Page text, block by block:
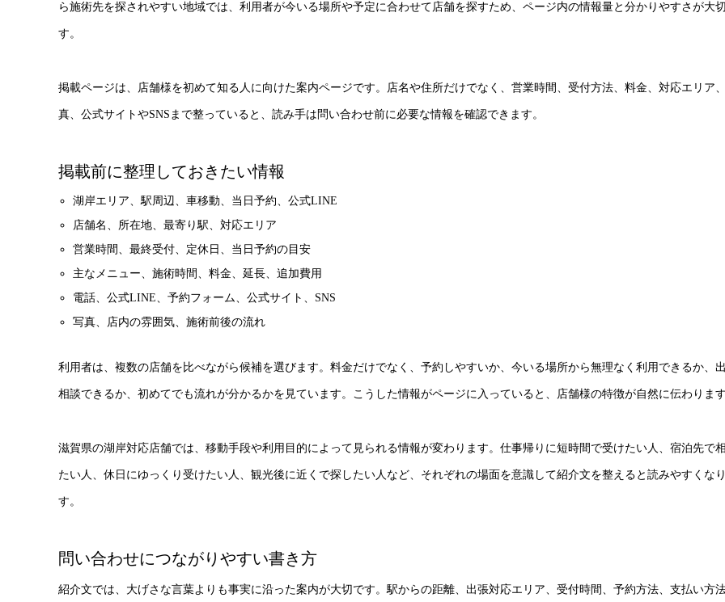
ら施術先を探されやすい地域では、利用者が今いる場所や予定に合わせて店舗を探すため、ページ内の情報量と分かりやすさが大
す。
掲載ページは、店舗様を初めて知る人に向けた案内ページです。店名や住所だけでなく、営業時間、受付方法、料金、対応エリア
真、公式サイトやSNSまで整っていると、読み手は問い合わせ前に必要な情報を確認できます。
掲載前に整理しておきたい情報
湖岸エリア、駅周辺、車移動、当日予約、公式LINE
店舗名、所在地、最寄り駅、対応エリア
営業時間、最終受付、定休日、当日予約の目安
主なメニュー、施術時間、料金、延長、追加費用
電話、公式LINE、予約フォーム、公式サイト、SNS
写真、店内の雰囲気、施術前後の流れ
利用者は、複数の店舗を比べながら候補を選びます。料金だけでなく、予約しやすいか、今いる場所から無理なく利用できるか、
相談できるか、初めてでも流れが分かるかを見ています。こうした情報がページに入っていると、店舗様の特徴が自然に伝わります
滋賀県の湖岸対応店舗では、移動手段や利用目的によって見られる情報が変わります。仕事帰りに短時間で受けたい人、宿泊先で
たい人、休日にゆっくり受けたい人、観光後に近くで探したい人など、それぞれの場面を意識して紹介文を整えると読みやすくな
す。
問い合わせにつながりやすい書き方
紹介文では、大げさな言葉よりも事実に沿った案内が大切です。駅からの距離、出張対応エリア、受付時間、予約方法、支払い方